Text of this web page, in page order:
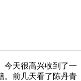
今天很高兴收到了一
。前几天看了陈丹青